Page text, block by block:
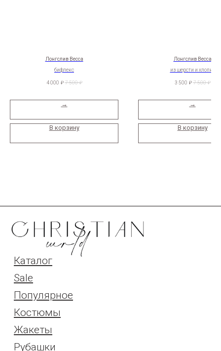
Лонгслив Becca
бифлекс
4 000 ₽ 7 500 ₽
→
В корзину
Лонгслив Becca
из шерсти и хлопка
3 500 ₽ 7 500 ₽
→
В корзину
Правила возврата
Сеты с шортами
Разработка сайта
Футболки и топы
Cвитшоты и худи